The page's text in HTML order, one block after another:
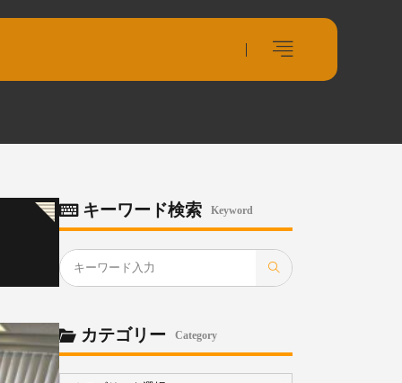
キーワード検索 Keyword
カテゴリー Category